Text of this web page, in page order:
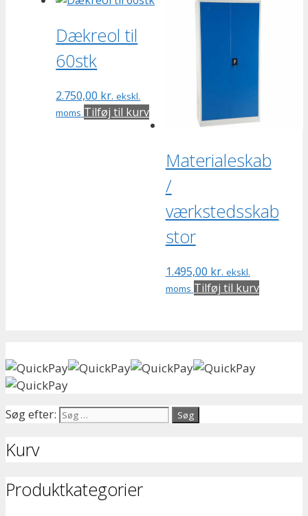
Dækreol til
60stk
2.750,00 kr. ekskl.
moms Tilføj til kurv
Materialeskab
/
værkstedsskab
stor
1.495,00 kr. ekskl.
moms Tilføj til kurv
Søg efter:
Kurv
Produktkategorier